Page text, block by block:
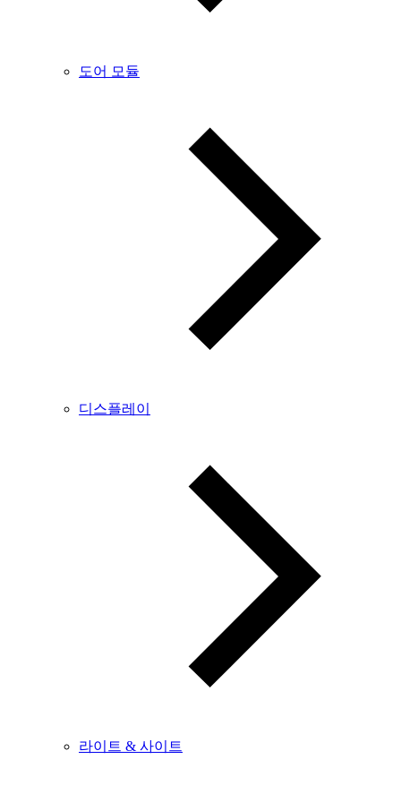
도어 모듈
디스플레이
라이트 & 사이트